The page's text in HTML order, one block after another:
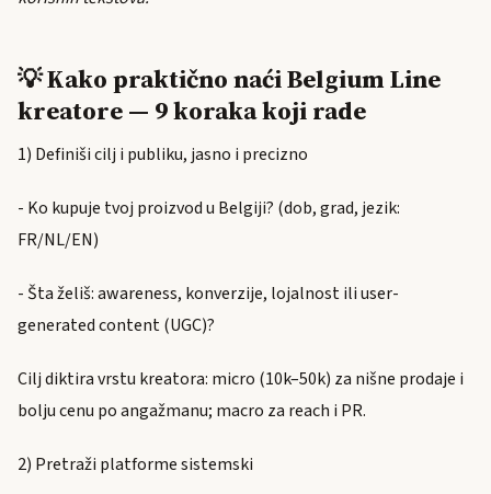
💡 Kako praktično naći Belgium Line
kreatore — 9 koraka koji rade
1) Definiši cilj i publiku, jasno i precizno
- Ko kupuje tvoj proizvod u Belgiji? (dob, grad, jezik:
FR/NL/EN)
- Šta želiš: awareness, konverzije, lojalnost ili user-
generated content (UGC)?
Cilj diktira vrstu kreatora: micro (10k–50k) za nišne prodaje i
bolju cenu po angažmanu; macro za reach i PR.
2) Pretraži platforme sistemski